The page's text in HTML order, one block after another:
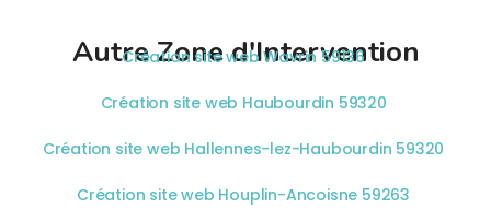
Autre Zone d'Intervention
Création site web Wavrin 59136
Création site web Haubourdin 59320
Création site web Hallennes-lez-Haubourdin 59320
Création site web Houplin-Ancoisne 59263